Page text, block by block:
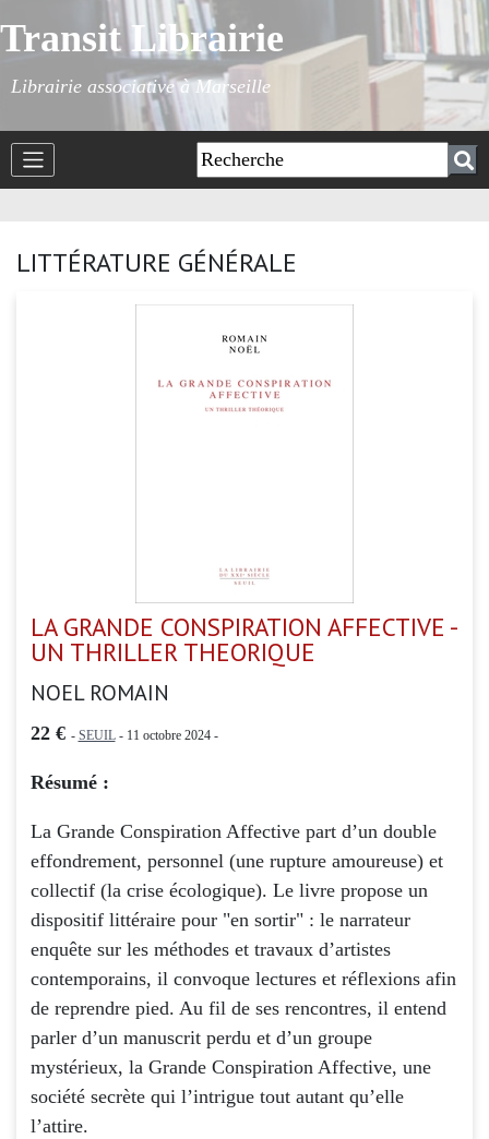
Transit Librairie
Librairie associative à Marseille
LITTÉRATURE GÉNÉRALE
LA GRANDE CONSPIRATION AFFECTIVE -
UN THRILLER THEORIQUE
NOEL ROMAIN
22 € - SEUIL- 11 octobre 2024 -
Résumé :
La Grande Conspiration Affective part d’un double
effondrement, personnel (une rupture amoureuse) et
collectif (la crise écologique). Le livre propose un
dispositif littéraire pour "en sortir" : le narrateur
enquête sur les méthodes et travaux d’artistes
contemporains, il convoque lectures et réflexions afin
de reprendre pied. Au fil de ses rencontres, il entend
parler d’un manuscrit perdu et d’un groupe
mystérieux, la Grande Conspiration Affective, une
société secrète qui l’intrigue tout autant qu’elle
l’attire.